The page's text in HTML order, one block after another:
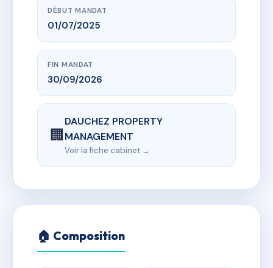
DÉBUT MANDAT
01/07/2025
FIN MANDAT
30/09/2026
🏢
DAUCHEZ PROPERTY
MANAGEMENT
Voir la fiche cabinet →
🏠 Composition